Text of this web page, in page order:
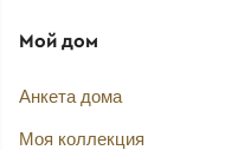
Мой дом
Анкета дома
Моя коллекция